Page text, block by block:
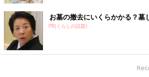
お墓の撤去にいくらかかる？墓
PR(くらしの話題)